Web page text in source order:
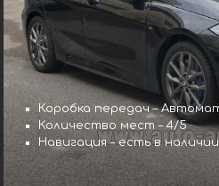
Коробка передач –
Количество мест – 4/5
Навигация – есть в наличии